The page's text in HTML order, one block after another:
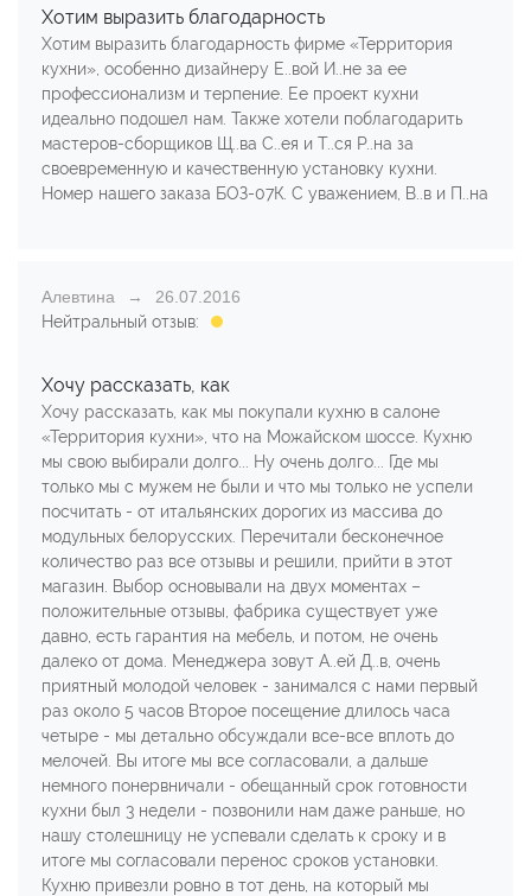
Хотим выразить благодарность
Хотим выразить благодарность фирме «Территория
кухни», особенно дизайнеру Е..вой И..не за ее
профессионализм и терпение. Ее проект кухни
идеально подошел нам. Также хотели поблагодарить
мастеров-сборщиков Щ..ва С..ея и Т..ся Р..на за
своевременную и качественную установку кухни.
Номер нашего заказа БОЗ-07К. С уважением, В..в и П..на
Алевтина
26.07.2016
Нейтральный отзыв:
Хочу рассказать, как
Хочу рассказать, как мы покупали кухню в салоне
«Территория кухни», что на Можайском шоссе. Кухню
мы свою выбирали долго... Ну очень долго... Где мы
только мы с мужем не были и что мы только не успели
посчитать - от итальянских дорогих из массива до
модульных белорусских. Перечитали бесконечное
количество раз все отзывы и решили, прийти в этот
магазин. Выбор основывали на двух моментах –
положительные отзывы, фабрика существует уже
давно, есть гарантия на мебель, и потом, не очень
далеко от дома. Менеджера зовут А..ей Д..в, очень
приятный молодой человек - занимался с нами первый
раз около 5 часов Второе посещение длилось часа
четыре - мы детально обсуждали все-все вплоть до
мелочей. Вы итоге мы все согласовали, а дальше
немного понервничали - обещанный срок готовности
кухни был 3 недели - позвонили нам даже раньше, но
нашу столешницу не успевали сделать к сроку и в
итоге мы согласовали перенос сроков установки.
Кухню привезли ровно в тот день, на который мы